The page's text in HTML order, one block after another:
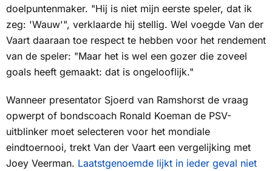
doelpuntenmaker. "Hij is niet mijn eerste speler, dat ik
zeg: 'Wauw'", verklaarde hij stellig. Wel voegde Van der
Vaart daaraan toe respect te hebben voor het rendement
van de speler: "Maar het is wel een gozer die zoveel
goals heeft gemaakt: dat is ongelooflijk."
Wanneer presentator Sjoerd van Ramshorst de vraag
opwerpt of bondscoach Ronald Koeman de PSV-
uitblinker moet selecteren voor het mondiale
eindtoernooi, trekt Van der Vaart een vergelijking met
Joey Veerman. Laatstgenoemde lijkt in ieder geval niet